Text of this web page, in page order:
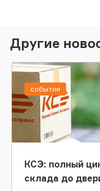
Другие
КСЭ: полный
склада до
события